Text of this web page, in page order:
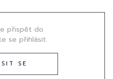
přispět do
se přihlásit.
SE